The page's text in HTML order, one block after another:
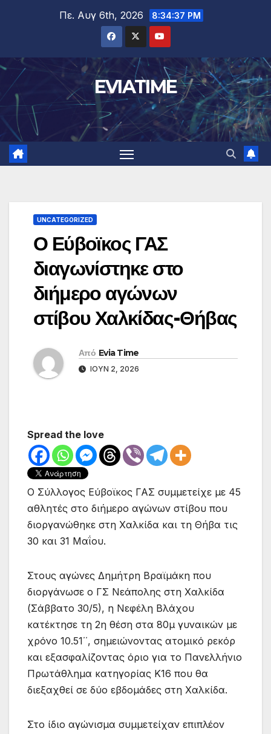
Πε. Αυγ 6th, 2026 8:34:38 PM
EVIATIME
UNCATEGORIZED
Ο Εύβοϊκος ΓΑΣ
διαγωνίστηκε στο
διήμερο αγώνων
στίβου Χαλκίδας-Θήβας
Από Evia Time
ΙΟΎΝ 2, 2026
Spread the love
Ο Σύλλογος Εύβοϊκος ΓΑΣ συμμετείχε με 45
αθλητές στο διήμερο αγώνων στίβου που
διοργανώθηκε στη Χαλκίδα και τη Θήβα τις
30 και 31 Μαΐου.
Στους αγώνες Δημήτρη Βραϊμάκη που
διοργάνωσε ο ΓΣ Νεάπολης στη Χαλκίδα
(Σάββατο 30/5), η Νεφέλη Βλάχου
κατέκτησε τη 2η θέση στα 80μ γυναικών με
χρόνο 10.51΄΄, σημειώνοντας ατομικό ρεκόρ
και εξασφαλίζοντας όριο για το Πανελλήνιο
Πρωτάθλημα κατηγορίας Κ16 που θα
διεξαχθεί σε δύο εβδομάδες στη Χαλκίδα.
Στο ίδιο αγώνισμα συμμετείχαν επιπλέον